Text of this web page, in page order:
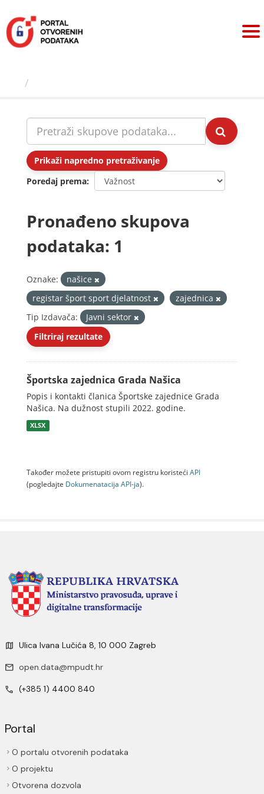
sadržaj
Prikaži napredno pretraživanje
Poredaj prema
Pronađeno skupova
podataka: 1
Oznake:
našice
registar šport sport djelatnost
zajednica
Tip Izdavača:
Javni sektor
Filtriraj rezultate
Športska zajednica Grada Našica
Popis i kontakti članica Športske zajednice Grada
Našica. Na dužnost stupili 2022. godine.
XLSX
Također možete pristupiti ovom registru koristeći API
(pogledajte Dokumenаtаcijа API-jа).